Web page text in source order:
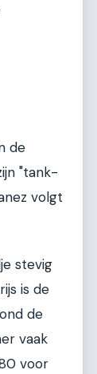
de
"tank-
volgt
stevig
is de
de
vaak
voor